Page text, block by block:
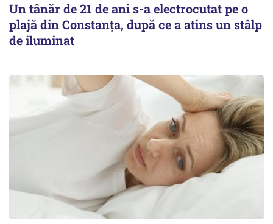
Un tânăr de 21 de ani s-a electrocutat pe o
plajă din Constanța, după ce a atins un stâlp
de iluminat